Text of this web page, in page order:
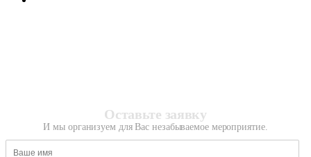
Оставьте заявку
И мы организуем для Вас незабываемое мероприятие.